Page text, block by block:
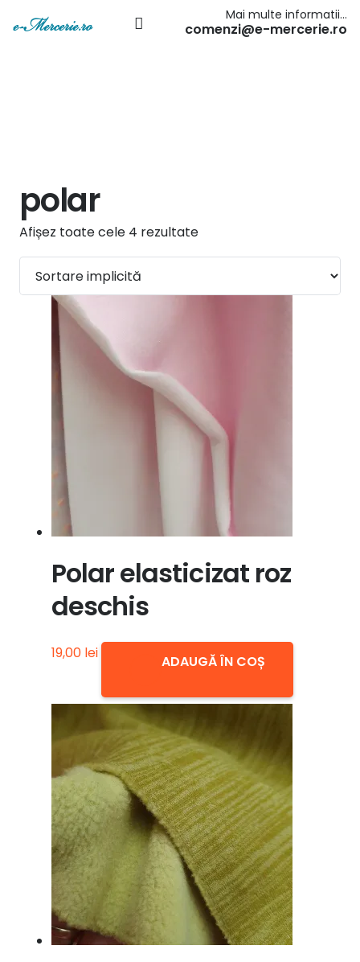
Mai multe informatii…
comenzi@e-mercerie.ro
polar
Afișez toate cele 4 rezultate
Polar elasticizat roz
deschis
19,00 lei ADAUGĂ ÎN COȘ